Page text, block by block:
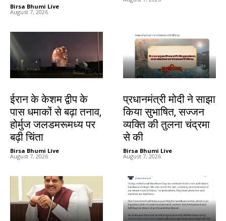
Birsa Bhumi Live -
August 7, 2026
ईरान के केशम द्वीप के
पास धमाकों से बढ़ा तनाव,
होर्मुज जलडमरूमध्य पर
बढ़ी चिंता
Birsa Bhumi Live -
August 7, 2026
प्रधानमंत्री मोदी ने साझा
किया सुभाषित, सज्जन
व्यक्ति की तुलना चंद्रमा
से की
Birsa Bhumi Live -
August 7, 2026